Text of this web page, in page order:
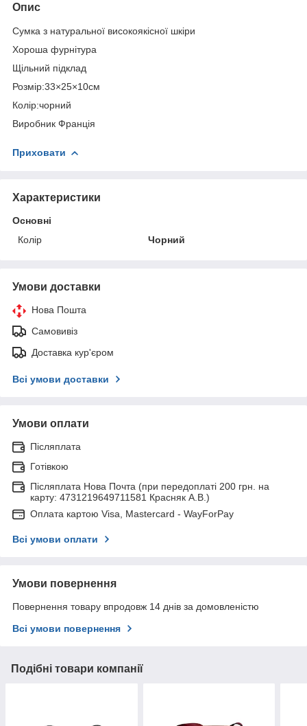
Опис
Сумка з натуральної високоякісної шкіри
Хороша фурнітура
Щільний підклад
Розмір:33×25×10см
Колір:чорний
Виробник Франція
Приховати
Характеристики
Основні
Колір
Чорний
Умови доставки
Нова Пошта
Самовивіз
Доставка кур'єром
Всі умови доставки
Умови оплати
Післяплата
Готівкою
Післяплата Нова Почта (при передоплаті 200 грн. на
карту: 4731219649711581 Красняк А.В.)
Оплата картою Visa, Mastercard - WayForPay
Всі умови оплати
Умови повернення
Повернення товару впродовж 14 днів за домовленістю
Всі умови повернення
Подібні товари компанії